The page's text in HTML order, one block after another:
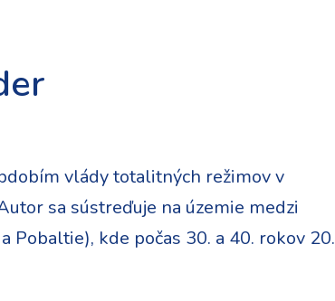
vlády totalitných režimov v
sa sústreďuje na územie medzi
Pobaltie), kde počas 30. a 40. rokov 20.